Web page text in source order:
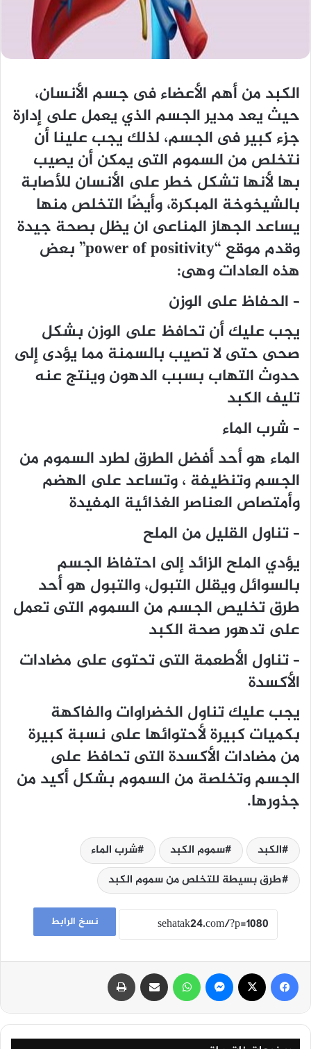
الكبد من أهم الأعضاء فى جسم الأنسان،
حيث يعد مدير الجسم الذي يعمل على إدارة
جزء كبير فى الجسم، لذلك يجب علينا أن
نتخلص من السموم التى يمكن أن يصيب
بها لأنها تشكل خطر على الأنسان للأصابة
بالشيخوخة المبكرة، وأيضًا التخلص منها
يساعد الجهاز المناعى ان يظل بصحة جيدة
وقدم موقع “power of positivity” بعض
هذه العادات وهى:
– الحفاظ على الوزن
يجب عليك أن تحافظ على الوزن بشكل
صحى حتى لا تصيب بالسمنة مما يؤدى إلى
حدوث التهاب بسبب الدهون وينتج عنه
تليف الكبد
– شرب الماء
الماء هو أحد أفضل الطرق لطرد السموم من
الجسم وتنظيفة ، وتساعد على الهضم
وأمتصاص العناصر الغذائية المفيدة
– تناول القليل من الملح
يؤدي الملح الزائد إلى احتفاظ الجسم
بالسوائل ويقلل التبول، والتبول هو أحد
طرق تخليص الجسم من السموم التى تعمل
على تدهور صحة الكبد
– تناول الأطعمة التى تحتوى على مضادات
الأكسدة
يجب عليك تناول الخضراوات والفاكهة
بكميات كبيرة لأحتوائها على نسبة كبيرة
من مضادات الأكسدة التى تحافظ على
الجسم وتخلصة من السموم بشكل أكيد من
جذورها.
الكبد سموم الكبد
شرب الماء
طرق بسيطة للتخلص من سموم الكبد
نسخ الرابط
فيسبوك ماسنجر واتساب مشاركة عبر البريد